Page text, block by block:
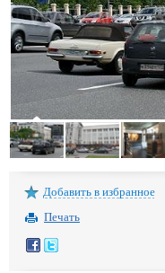
Добавить в избранное
Печать